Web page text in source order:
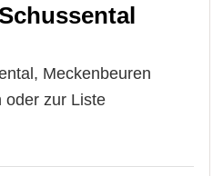
Meckenbeuren
oder zur Liste